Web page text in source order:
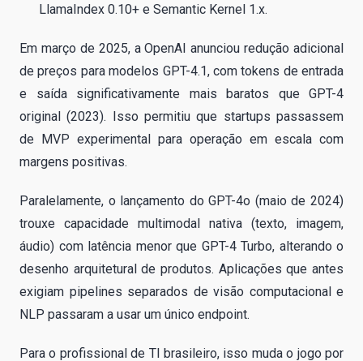
LlamaIndex 0.10+ e Semantic Kernel 1.x.
Em março de 2025, a OpenAI anunciou redução adicional
de preços para modelos GPT-4.1, com tokens de entrada
e saída significativamente mais baratos que GPT-4
original (2023). Isso permitiu que startups passassem
de MVP experimental para operação em escala com
margens positivas.
Paralelamente, o lançamento do GPT-4o (maio de 2024)
trouxe capacidade multimodal nativa (texto, imagem,
áudio) com latência menor que GPT-4 Turbo, alterando o
desenho arquitetural de produtos. Aplicações que antes
exigiam pipelines separados de visão computacional e
NLP passaram a usar um único endpoint.
Para o profissional de TI brasileiro, isso muda o jogo por